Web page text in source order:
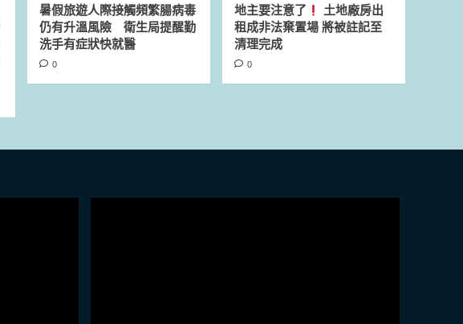
暑假旅遊人際接觸頻繁腸病毒
仍有升溫風險 衛生局提醒勤
洗手有症狀快就醫
0
地主要注意了
土地廠房出
租成非法棄置場 將被註記至
清理完成
0